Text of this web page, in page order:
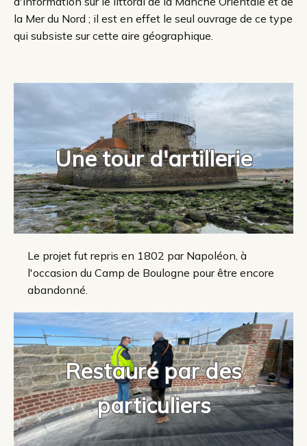
la Mer du Nord ; il est en effet le seul ouvrage de ce type
qui subsiste sur cette aire géographique.
Une tour d'artillerie
Le projet fut repris en 1802 par Napoléon, à
l'occasion du Camp de Boulogne pour être encore
abandonné.
Restauré par des
particuliers